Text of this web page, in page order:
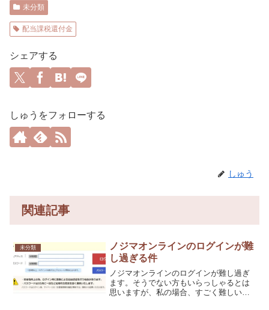
未分類
配当課税還付金
シェアする
しゅうをフォローする
しゅう
関連記事
未分類
ノジマオンラインのログインが難
し過ぎる件
ノジマオンラインのログインが難し過ぎ
ます。そうでない方もいらっしゃるとは
思いますが、私の場合、すごく難しいで